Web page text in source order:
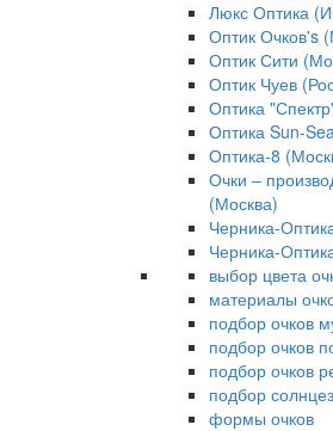
Люкс Оптика
Оптик Очков's
Оптик Сити
Оптик Чуев
Оптика
Оптика Sun-
Оптика-8
Очки –
(Москва)
Черника-
Черника-
выбор цвета
материалы
подбор очков
подбор очков
подбор очков
подбор
формы очков